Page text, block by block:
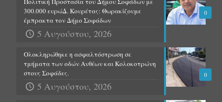
0
300.000 ευρώΔ. Κουρέτας: Θωρακίζουμε
έμπρακτα τον Δήμο Σοφάδων
5 Αυγούστου, 2026
0
Ολοκληρώθηκε η ασφαλτόστρωση σε
τμήματα των οδών Ανθέων και Κολοκοτρώνη
στους Σοφάδες.
5 Αυγούστου, 2026